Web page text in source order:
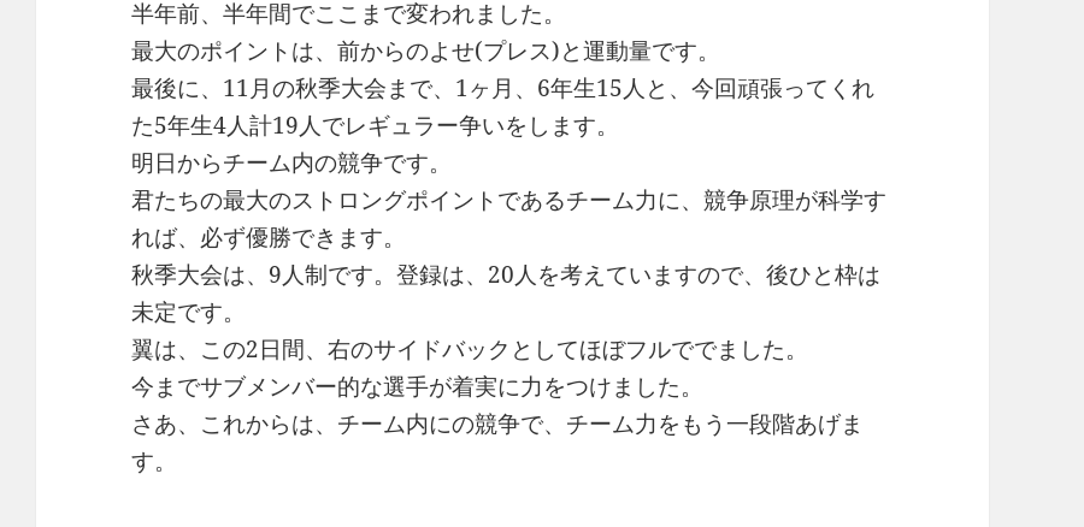
半年前、半年間でここまで変われました。
最大のポイントは、前からのよせ(プレス)と運動量です。
最後に、11月の秋季大会まで、1ヶ月、6年生15人と、今回頑張ってくれ
た5年生4人計19人でレギュラー争いをします。
明日からチーム内の競争です。
君たちの最大のストロングポイントであるチーム力に、競争原理が科学す
れば、必ず優勝できます。
秋季大会は、9人制です。登録は、20人を考えていますので、後ひと枠は
未定です。
翼は、この2日間、右のサイドバックとしてほぼフルででました。
今までサブメンバー的な選手が着実に力をつけました。
さあ、これからは、チーム内にの競争で、チーム力をもう一段階あげま
す。